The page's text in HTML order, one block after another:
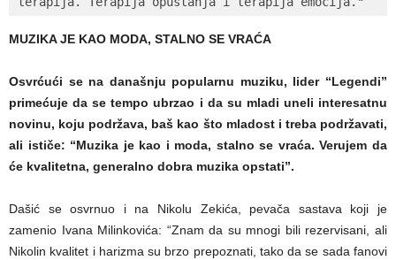
MUZIKA JE KAO MODA, STALNO SE VRAĆA
Osvrćući se na današnju popularnu muziku, lider “Legendi”
primećuje da se tempo ubrzao i da su mladi uneli interesatnu
novinu, koju podržava, baš kao što mladost i treba podržavati,
ali ističe: “Muzika je kao i moda, stalno se vraća. Verujem da
će kvalitetna, generalno dobra muzika opstati”.
Dašić se osvrnuo i na Nikolu Zekića, pevača sastava koji je
zamenio Ivana Milinkovića: “Znam da su mnogi bili rezervisani, ali
Nikolin kvalitet i harizma su brzo prepoznati, tako da se sada fanovi